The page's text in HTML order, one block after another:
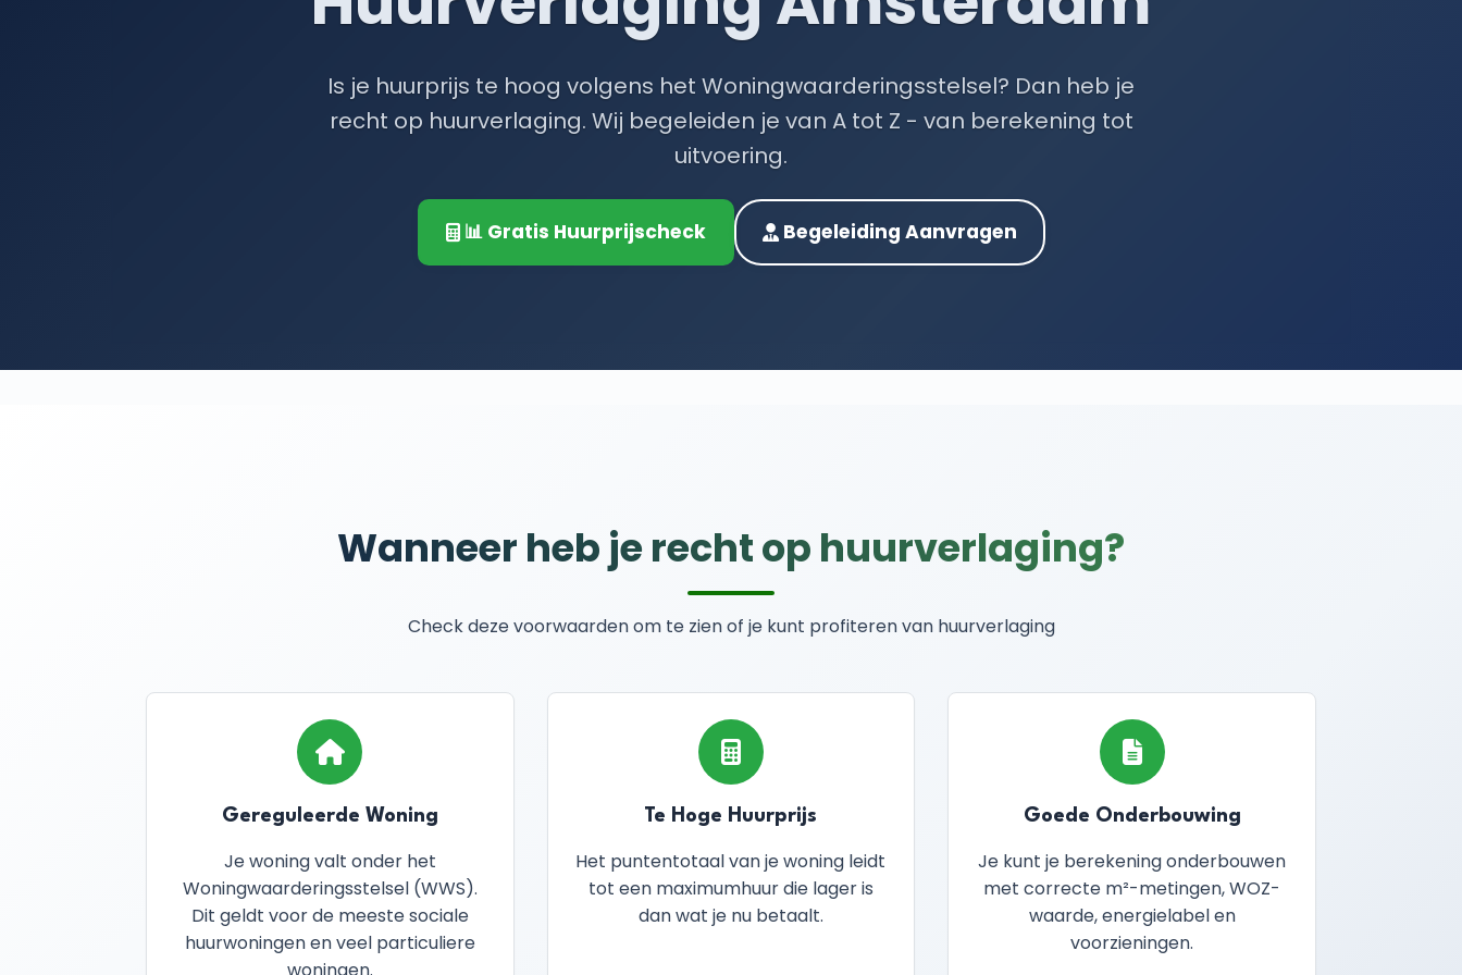
Is je huurprijs te hoog volgens het Woningwaarderingsstelsel? Dan heb je
recht op huurverlaging. Wij begeleiden je van A tot Z - van berekening tot
uitvoering.
📊 Gratis Huurprijscheck Begeleiding Aanvragen
Wanneer heb je recht op huurverlaging?
Check deze voorwaarden om te zien of je kunt profiteren van huurverlaging
Gereguleerde Woning
Je woning valt onder het
Woningwaarderingsstelsel (WWS).
Dit geldt voor de meeste sociale
huurwoningen en veel particuliere
Te Hoge Huurprijs
Het puntentotaal van je woning leidt
tot een maximumhuur die lager is
dan wat je nu betaalt.
Goede Onderbouwing
Je kunt je berekening onderbouwen
met correcte m²-metingen, WOZ-
waarde, energielabel en
voorzieningen.